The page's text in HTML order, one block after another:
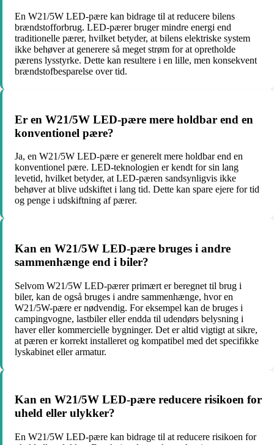
En W21/5W LED-pære kan bidrage til at reducere bilens
brændstofforbrug. LED-pærer bruger mindre energi end
traditionelle pærer, hvilket betyder, at bilens elektriske system
ikke behøver at generere så meget strøm for at opretholde
pærens lysstyrke. Dette kan resultere i en lille, men konsekvent
brændstofbesparelse over tid.
Er en W21/5W LED-pære mere holdbar end en
konventionel pære?
Ja, en W21/5W LED-pære er generelt mere holdbar end en
konventionel pære. LED-teknologien er kendt for sin lang
levetid, hvilket betyder, at LED-pæren sandsynligvis ikke
behøver at blive udskiftet i lang tid. Dette kan spare ejere for tid
og penge i udskiftning af pærer.
Kan en W21/5W LED-pære bruges i andre
sammenhænge end i biler?
Selvom W21/5W LED-pærer primært er beregnet til brug i
biler, kan de også bruges i andre sammenhænge, hvor en
W21/5W-pære er nødvendig. For eksempel kan de bruges i
campingvogne, lastbiler eller endda til udendørs belysning i
haver eller kommercielle bygninger. Det er altid vigtigt at sikre,
at pæren er korrekt installeret og kompatibel med det specifikke
lyskabinet eller armatur.
Kan en W21/5W LED-pære reducere risikoen for
uheld eller ulykker?
En W21/5W LED-pære kan bidrage til at reducere risikoen for